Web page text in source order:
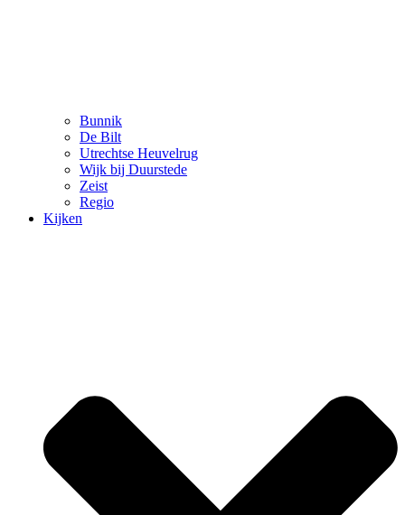
Bunnik
De Bilt
Utrechtse Heuvelrug
Wijk bij Duurstede
Zeist
Regio
Kijken